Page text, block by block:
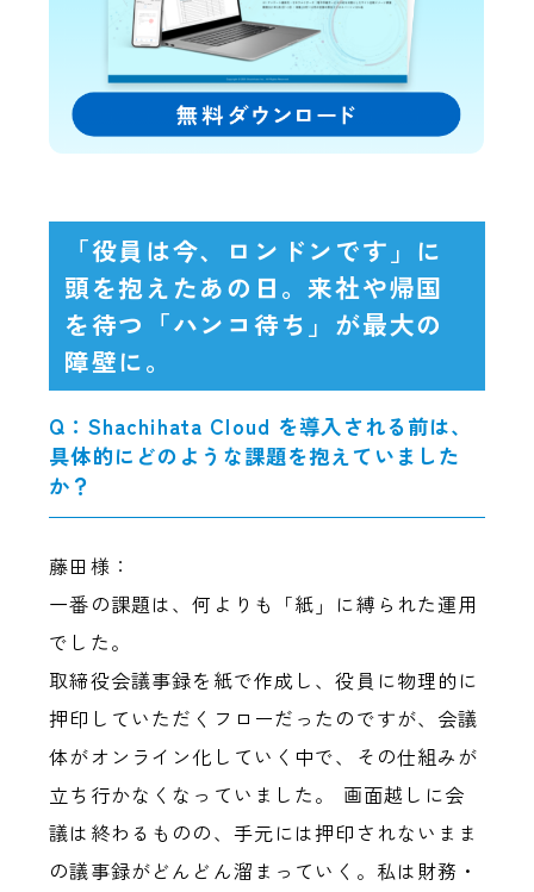
「役員は今、ロンドンです」に
頭を抱えたあの日。来社や帰国
を待つ「ハンコ待ち」が最大の
障壁に。
Q：Shachihata Cloud を導入される前は、
具体的にどのような課題を抱えていました
か？
藤田様：
一番の課題は、何よりも「紙」に縛られた運用
でした。
取締役会議事録を紙で作成し、役員に物理的に
押印していただくフローだったのですが、会議
体がオンライン化していく中で、その仕組みが
立ち行かなくなっていました。 画面越しに会
議は終わるものの、手元には押印されないまま
の議事録がどんどん溜まっていく。私は財務・